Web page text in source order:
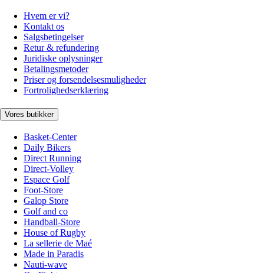
Hvem er vi?
Kontakt os
Salgsbetingelser
Retur & refundering
Juridiske oplysninger
Betalingsmetoder
Priser og forsendelsesmuligheder
Fortrolighedserklæring
Vores butikker
Basket-Center
Daily Bikers
Direct Running
Direct-Volley
Espace Golf
Foot-Store
Galop Store
Golf and co
Handball-Store
House of Rugby
La sellerie de Maé
Made in Paradis
Nauti-wave